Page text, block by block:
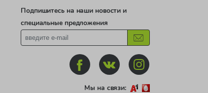
Подпишитесь на наши новости и
специальные предложения
Мы на связи: